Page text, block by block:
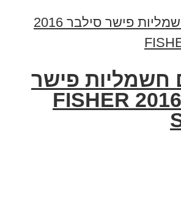
חשמליות פישר
סילבר 2016 FISHER